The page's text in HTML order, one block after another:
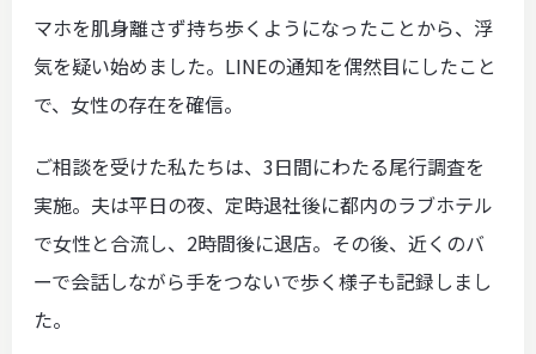
マホを肌身離さず持ち歩くようになったことから、浮
気を疑い始めました。LINEの通知を偶然目にしたこと
で、女性の存在を確信。
ご相談を受けた私たちは、3日間にわたる尾行調査を
実施。夫は平日の夜、定時退社後に都内のラブホテル
で女性と合流し、2時間後に退店。その後、近くのバ
ーで会話しながら手をつないで歩く様子も記録しまし
た。